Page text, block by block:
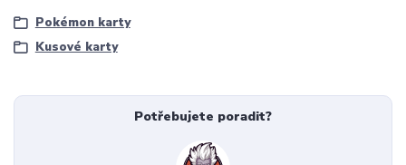
Pokémon karty
Kusové karty
Potřebujete poradit?